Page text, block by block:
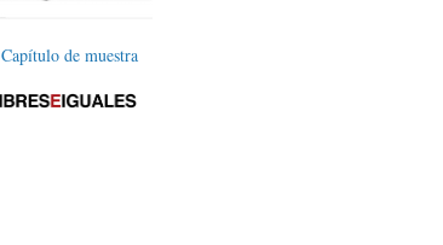
Capítulo de muestra